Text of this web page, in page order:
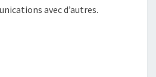
avec d’autres.